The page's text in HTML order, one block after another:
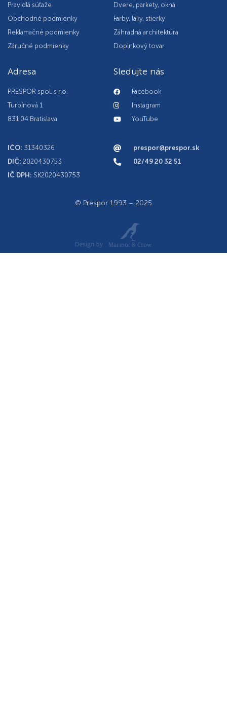
Pravidlá súťaže
Obchodné podmienky
Reklamačné podmienky
Záručné podmienky
Dvere, parkety, okná
Farby, laky, stierky
Záhradná architektúra
Doplnkový tovar
Adresa
PRESPOR spol. s r.o.
Turbínová 1
831 04 Bratislava
IČO: 31340326
DIČ: 2020430753
IČ DPH: SK2020430753
Sledujte nás
Facebook
Instagram
YouTube
prespor@prespor.sk
02/49 20 32 51
© Prespor 1993 – 2025